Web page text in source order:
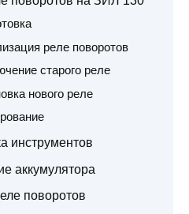
реле поворотов
старого реле
нового реле
инструментов
аккумулятора
поворотов